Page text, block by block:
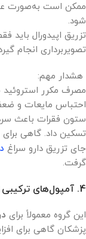
ممکن است به‌صورت
شود.
تزریق اپیدورال
تصویربرداری انجام
هشدار مهم:
مصرف مکرر استروئید
احتباس مایعات و ضعف
ستون فقرات باعث
تسکین داد. گاهی
جای تزریق دارو سراغ
گرفت.
4. آمپول‌های ترکیبی (ضددرد + ویتامین + بی‌حس‌کننده)
این گروه معمولاً برای
پزشکان گاهی برای